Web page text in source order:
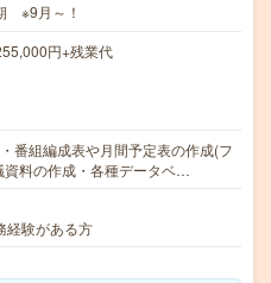
※9月～！
円+残業代
番組編成表や月間予定表の作成(フ
資料の作成・各種データベ…
経験がある方